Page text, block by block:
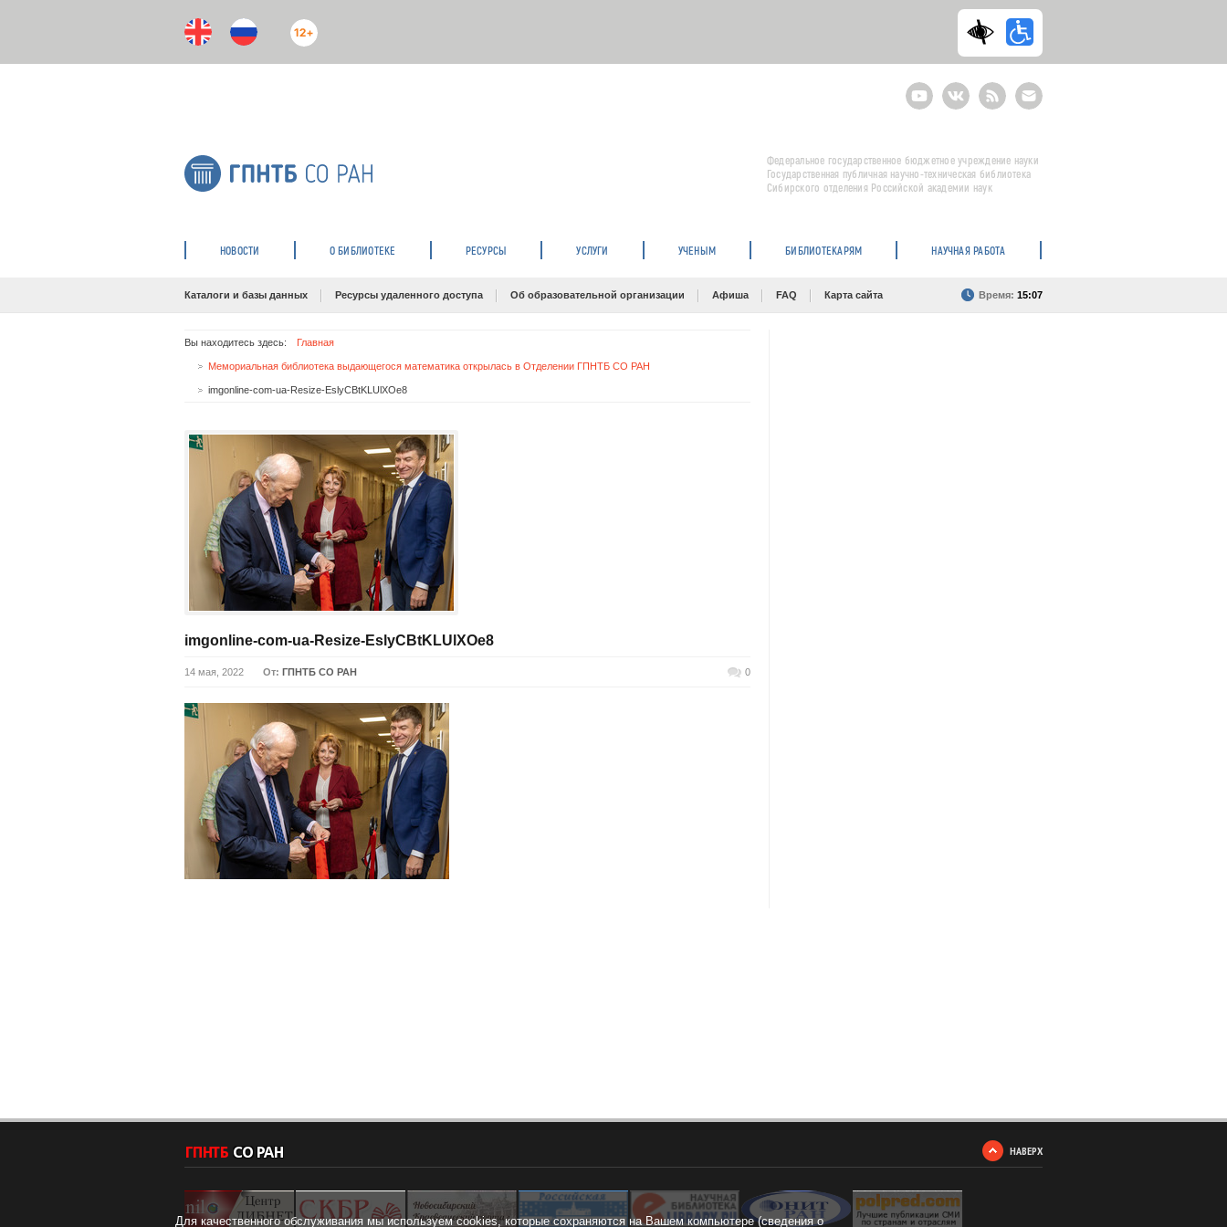
12+
YoutubeВКонтактеRSS
E-
mail
подписка
Федеральное государственное бюджетное учреждение науки
Государственная публичная научно-техническая библиотека
Сибирского отделения Российской академии наук
НОВОСТИ О БИБЛИОТЕКЕ РЕСУРСЫ УСЛУГИ УЧЕНЫМ БИБЛИОТЕКАРЯМ НАУЧНАЯ РАБОТА
Каталоги и базы данных Ресурсы удаленного доступа Об образовательной организации Афиша FAQ Карта сайта Время: 15:07
Вы находитесь здесь: Главная
Мемориальная библиотека выдающегося математика открылась в Отделении ГПНТБ СО РАН
imgonline-com-ua-Resize-EslyCBtKLUlXOe8
imgonline-com-ua-Resize-EslyCBtKLUlXOe8
14 мая, 2022 От: ГПНТБ СО РАН 0
НАВЕРХ
Для качественного обслуживания мы используем cookies, которые сохраняются на Вашем компьютере (сведения о